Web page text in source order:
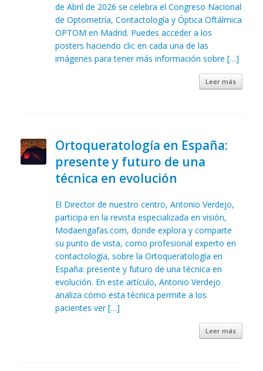
de Abril de 2026 se celebra el Congreso Nacional
de Optometría, Contactología y Óptica Oftálmica
OPTOM en Madrid. Puedes acceder a los
posters haciendo clic en cada una de las
imágenes para tener más información sobre […]
Leer más
Ortoqueratología en España:
presente y futuro de una
técnica en evolución
El Director de nuestro centro, Antonio Verdejo,
participa en la revista especializada en visión,
Modaengafas.com, donde explora y comparte
su punto de vista, como profesional experto en
contactología, sobre la Ortoqueratología en
España: presente y futuro de una técnica en
evolución. En este artículo, Antonio Verdejo
analiza cómo esta técnica permite a los
pacientes ver […]
Leer más